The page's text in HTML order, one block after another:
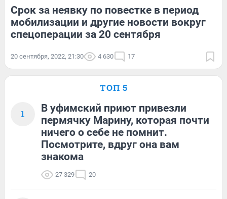
Срок за неявку по повестке в период
мобилизации и другие новости вокруг
спецоперации за 20 сентября
20 сентября, 2022, 21:30 4 630 17
ТОП 5
1
В уфимский приют привезли
пермячку Марину, которая почти
ничего о себе не помнит.
Посмотрите, вдруг она вам
знакома
27 329 20